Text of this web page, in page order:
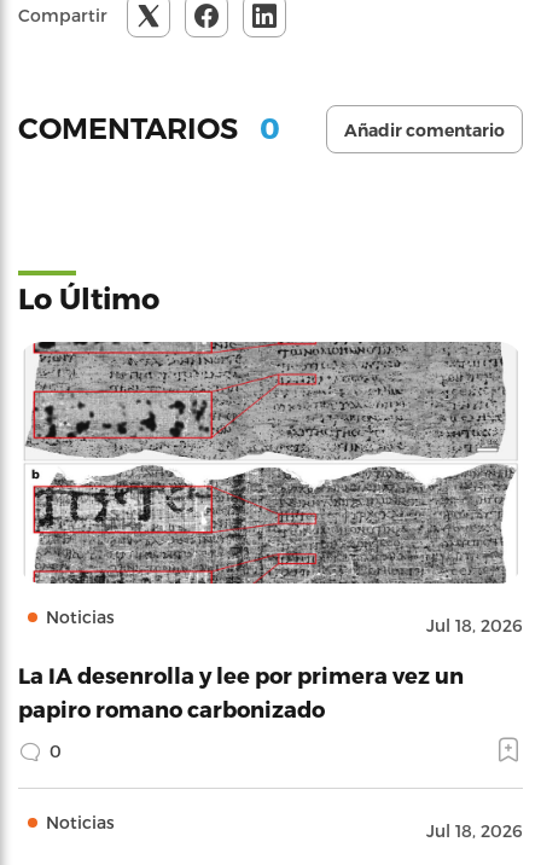
Compartir
COMENTARIOS 0 Añadir comentario
Lo Último
Noticias Jul 18, 2026
La IA desenrolla y lee por primera vez un
papiro romano carbonizado
0
Noticias Jul 18, 2026